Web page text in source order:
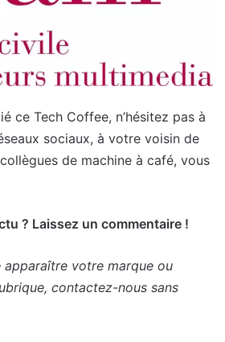
ce Tech Coffee, n’hésitez pas à
sociaux, à votre voisin de
de machine à café, vous
? Laissez un commentaire !
apparaître votre marque ou
contactez-nous sans